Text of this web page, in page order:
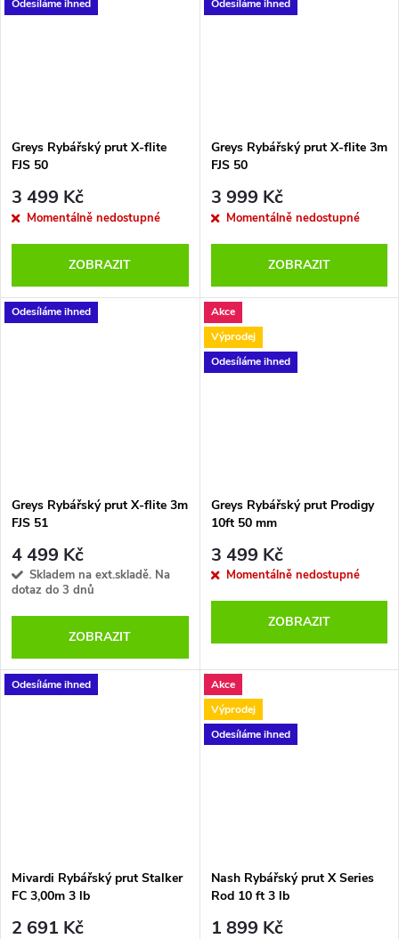
Odesíláme ihned
Greys Rybářský prut X-flite
FJS 50
3 499 Kč
Momentálně nedostupné
ZOBRAZIT
Odesíláme ihned
Greys Rybářský prut X-flite 3m
FJS 50
3 999 Kč
Momentálně nedostupné
ZOBRAZIT
Odesíláme ihned
Greys Rybářský prut X-flite 3m
FJS 51
4 499 Kč
Skladem na ext.skladě. Na
dotaz do 3 dnů
ZOBRAZIT
Akce
Výprodej
Odesíláme ihned
Greys Rybářský prut Prodigy
10ft 50 mm
3 499 Kč
Momentálně nedostupné
ZOBRAZIT
Odesíláme ihned
Mivardi Rybářský prut Stalker
FC 3,00m 3 lb
2 691 Kč
Akce
Výprodej
Odesíláme ihned
Nash Rybářský prut X Series
Rod 10 ft 3 lb
1 899 Kč